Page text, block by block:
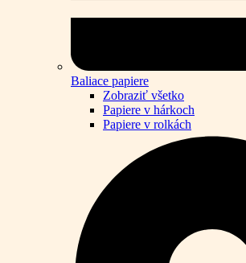
Baliace papiere
Zobraziť všetko
Papiere v hárkoch
Papiere v rolkách